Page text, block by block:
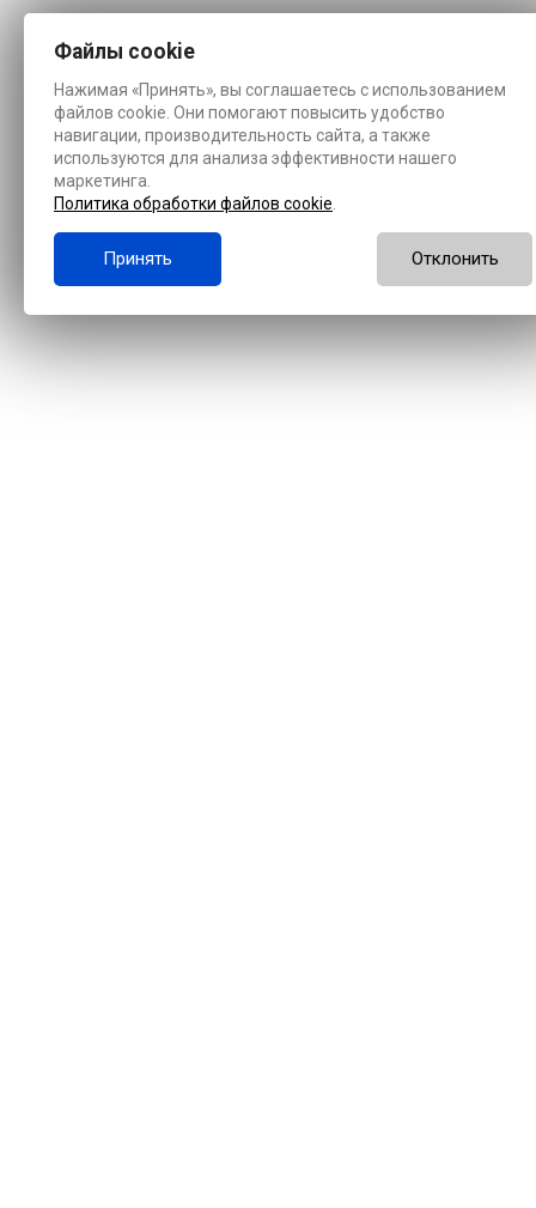
Файлы cookie
Нажимая «Принять», вы соглашаетесь с использованием
файлов cookie. Они помогают повысить удобство
навигации, производительность сайта, а также
используются для анализа эффективности нашего
маркетинга.
Политика обработки файлов cookie
Принять Отклонить